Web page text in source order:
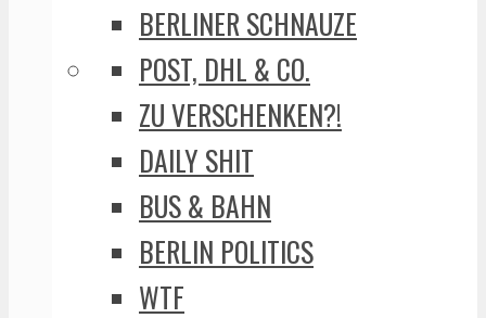
BERLINER SCHNAUZE
POST, DHL & CO.
ZU VERSCHENKEN?!
DAILY SHIT
BUS & BAHN
BERLIN POLITICS
WTF